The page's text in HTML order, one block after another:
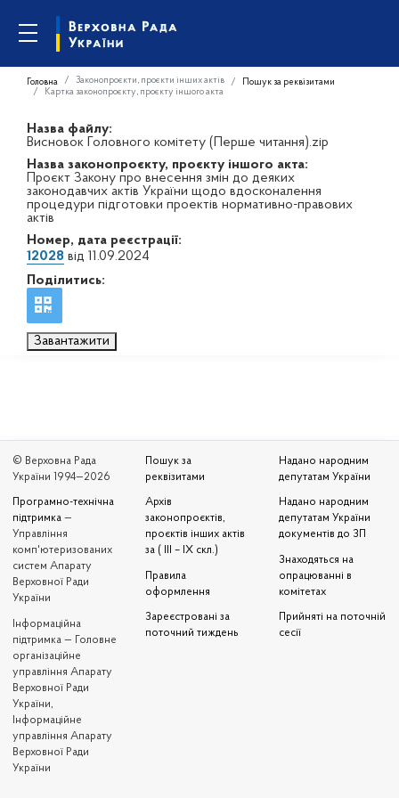
Головна Законопроєкти, проєкти інших актів
Пошук за реквізитами
Картка законопроєкту, проєкту іншого акта
Назва файлу:
Висновок Головного комітету (Перше читання).zip
Назва законопроєкту, проєкту іншого акта:
Проєкт Закону про внесення змін до деяких
законодавчих актів України щодо вдосконалення
процедури підготовки проектів нормативно-правових
актів
Номер, дата реєстрації:
12028 від 11.09.2024
Поділитись:
Завантажити
© Верховна Рада
України 1994—2026
Програмно-технічна
підтримка —
Управління
комп'ютеризованих
систем Апарату
Верховної Ради
України
Iнформаційна
підтримка — Головне
організаційне
управління Апарату
Верховної Ради
України,
Інформаційне
управління Апарату
Верховної Ради
України
Пошук за
реквізитами
Архів
законопроєктів,
проєктів інших актів
за ( III – IX скл.)
Правила
оформлення
Зареєстровані за
поточний тиждень
Надано народним
депутатам України
Надано народним
депутатам України
документів до ЗП
Знаходяться на
опрацюванні в
комітетах
Прийняті на поточній
сесії